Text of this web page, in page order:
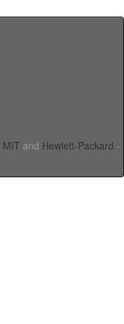
MIT and Hewlett-Packard -